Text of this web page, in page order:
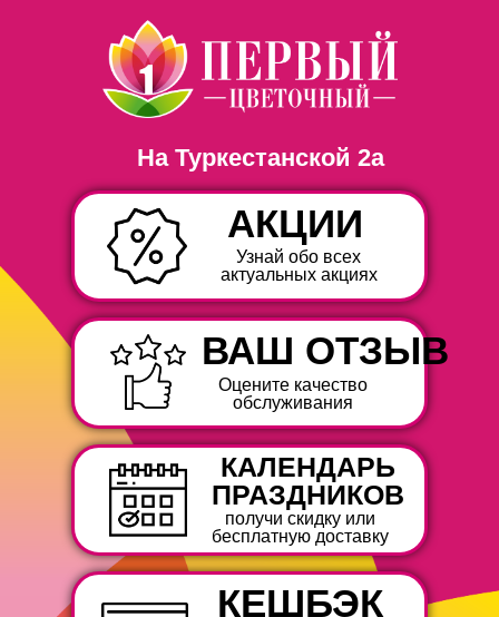
На Туркестанской 2а
Оцените качество
обслуживания
АКЦИИ
ВАШ ОТЗЫВ
Узнай обо всех
актуальных акциях
КЕШБЭК
КАЛЕНДАРЬ
ПРАЗДНИКОВ
получи скидку или
бесплатную доставку